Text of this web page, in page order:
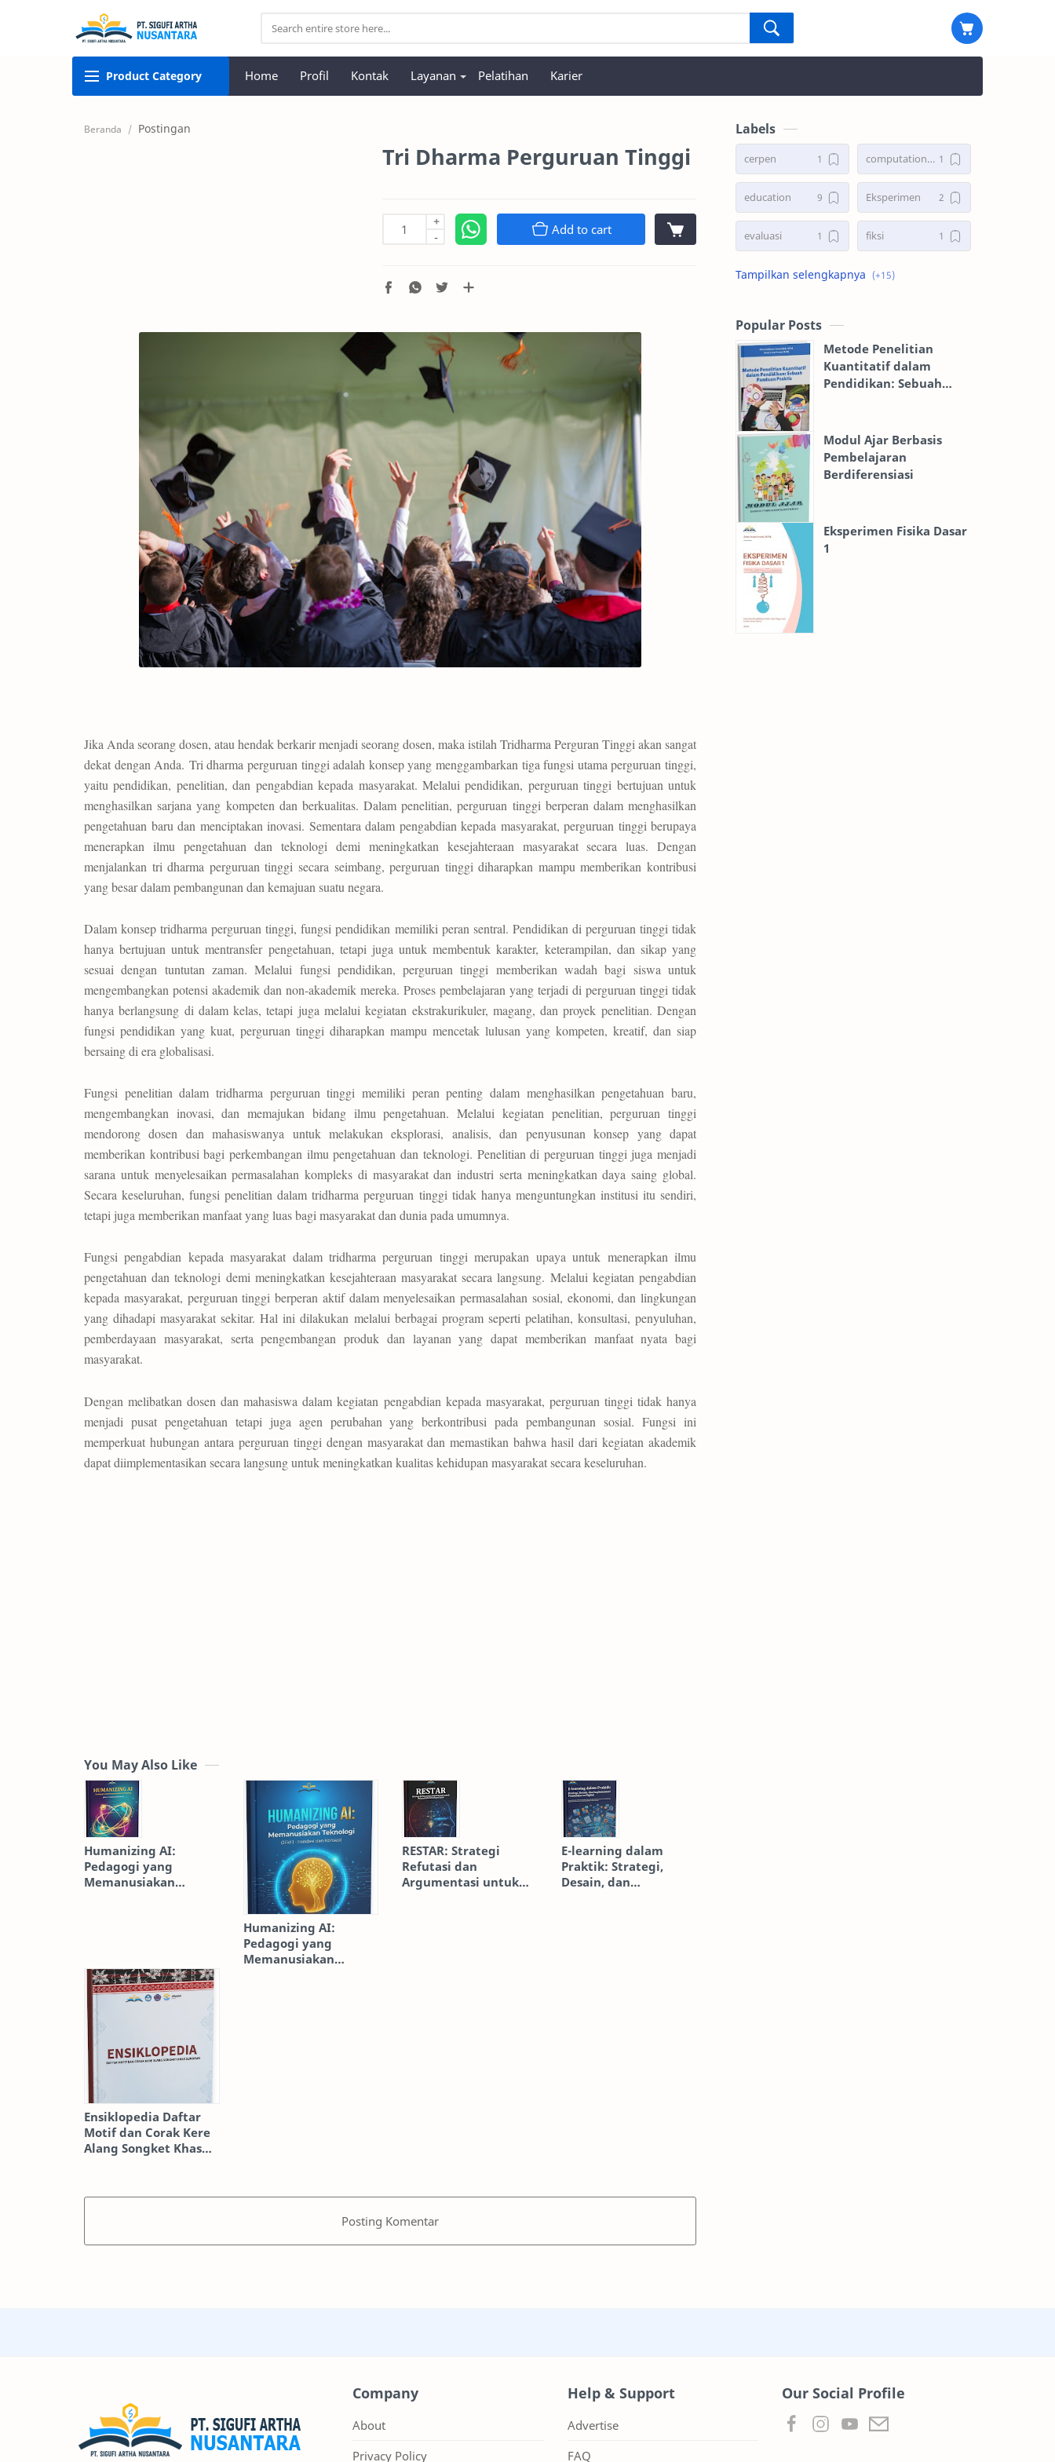
Product Category Home Profil Kontak Layanan Pelatihan Karier
Beranda Postingan
Tri Dharma Perguruan Tinggi
-
+
Add to cart
Jika Anda seorang dosen, atau hendak berkarir menjadi seorang dosen, maka istilah Tridharma Perguran Tinggi akan sangat
dekat dengan Anda. Tri dharma perguruan tinggi adalah konsep yang menggambarkan tiga fungsi utama perguruan tinggi,
yaitu pendidikan, penelitian, dan pengabdian kepada masyarakat. Melalui pendidikan, perguruan tinggi bertujuan untuk
menghasilkan sarjana yang kompeten dan berkualitas. Dalam penelitian, perguruan tinggi berperan dalam menghasilkan
pengetahuan baru dan menciptakan inovasi. Sementara dalam pengabdian kepada masyarakat, perguruan tinggi berupaya
menerapkan ilmu pengetahuan dan teknologi demi meningkatkan kesejahteraan masyarakat secara luas. Dengan
menjalankan tri dharma perguruan tinggi secara seimbang, perguruan tinggi diharapkan mampu memberikan kontribusi
yang besar dalam pembangunan dan kemajuan suatu negara.
Dalam konsep tridharma perguruan tinggi, fungsi pendidikan memiliki peran sentral. Pendidikan di perguruan tinggi tidak
hanya bertujuan untuk mentransfer pengetahuan, tetapi juga untuk membentuk karakter, keterampilan, dan sikap yang
sesuai dengan tuntutan zaman. Melalui fungsi pendidikan, perguruan tinggi memberikan wadah bagi siswa untuk
mengembangkan potensi akademik dan non-akademik mereka. Proses pembelajaran yang terjadi di perguruan tinggi tidak
hanya berlangsung di dalam kelas, tetapi juga melalui kegiatan ekstrakurikuler, magang, dan proyek penelitian. Dengan
fungsi pendidikan yang kuat, perguruan tinggi diharapkan mampu mencetak lulusan yang kompeten, kreatif, dan siap
bersaing di era globalisasi.
Fungsi penelitian dalam tridharma perguruan tinggi memiliki peran penting dalam menghasilkan pengetahuan baru,
mengembangkan inovasi, dan memajukan bidang ilmu pengetahuan. Melalui kegiatan penelitian, perguruan tinggi
mendorong dosen dan mahasiswanya untuk melakukan eksplorasi, analisis, dan penyusunan konsep yang dapat
memberikan kontribusi bagi perkembangan ilmu pengetahuan dan teknologi. Penelitian di perguruan tinggi juga menjadi
sarana untuk menyelesaikan permasalahan kompleks di masyarakat dan industri serta meningkatkan daya saing global.
Secara keseluruhan, fungsi penelitian dalam tridharma perguruan tinggi tidak hanya menguntungkan institusi itu sendiri,
tetapi juga memberikan manfaat yang luas bagi masyarakat dan dunia pada umumnya.
Fungsi pengabdian kepada masyarakat dalam tridharma perguruan tinggi merupakan upaya untuk menerapkan ilmu
pengetahuan dan teknologi demi meningkatkan kesejahteraan masyarakat secara langsung. Melalui kegiatan pengabdian
kepada masyarakat, perguruan tinggi berperan aktif dalam menyelesaikan permasalahan sosial, ekonomi, dan lingkungan
yang dihadapi masyarakat sekitar. Hal ini dilakukan melalui berbagai program seperti pelatihan, konsultasi, penyuluhan,
pemberdayaan masyarakat, serta pengembangan produk dan layanan yang dapat memberikan manfaat nyata bagi
masyarakat.
Dengan melibatkan dosen dan mahasiswa dalam kegiatan pengabdian kepada masyarakat, perguruan tinggi tidak hanya
menjadi pusat pengetahuan tetapi juga agen perubahan yang berkontribusi pada pembangunan sosial. Fungsi ini
memperkuat hubungan antara perguruan tinggi dengan masyarakat dan memastikan bahwa hasil dari kegiatan akademik
dapat diimplementasikan secara langsung untuk meningkatkan kualitas kehidupan masyarakat secara keseluruhan.
You May Also Like
Humanizing AI:
Pedagogi yang
Memanusiakan
Humanizing AI:
Pedagogi yang
Memanusiakan
RESTAR: Strategi
Refutasi dan
Argumentasi untuk
E-learning dalam
Praktik: Strategi,
Desain, dan
Ensiklopedia Daftar
Motif dan Corak Kere
Alang Songket Khas
Posting Komentar
Labels
cerpen computational thinking
education Eksperimen
evaluasi fiksi
Fisika Kampus
Matematika metode penelitian
Model SOI novel
PAUD
PGMI PGSD
Sains
TPACK
Popular Posts
Metode Penelitian
Kuantitatif dalam
Pendidikan: Sebuah
Modul Ajar Berbasis
Pembelajaran
Berdiferensiasi
Eksperimen Fisika Dasar
1
Company
About
Privacy Policy
Help & Support
Advertise
FAQ
Our Social Profile